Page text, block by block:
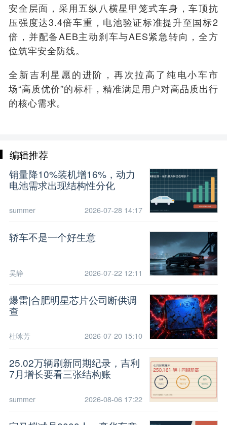
安全层面，采用五纵八横星甲笼式车身，车顶抗
压强度达3.4倍车重，电池验证标准提升至国标2
倍，并配备AEB主动刹车与AES紧急转向，全方
位筑牢安全防线。
全新吉利星愿的进阶，再次拉高了纯电小车市
场“高质优价”的标杆，精准满足用户对高品质出行
的核心需求。
编辑推荐
销量降10%装机增16%，动力
电池需求出现结构性分化
summer 2026-07-28 14:17
轿车不是一个好生意
吴静 2026-07-22 12:11
爆雷|合肥明星芯片公司断供调
查
杜咏芳 2026-07-20 15:10
25.02万辆刷新同期纪录，吉利
7月增长要看三张结构账
summer 2026-08-06 17:22